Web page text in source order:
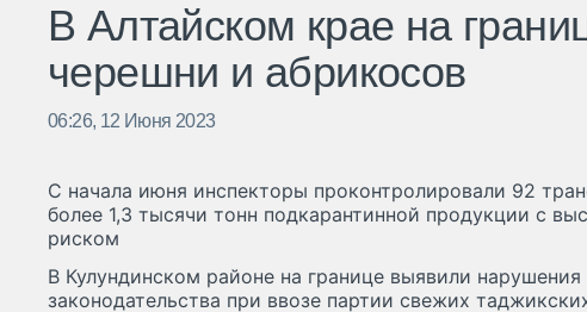
В Алтайском крае на
черешни и абрикосов
06:26, 12 Июня 2023
С начала июня инспекторы проконтролировали 92
более 1,3 тысячи тонн подкарантинной продукции с
риском
В Кулундинском районе на границе выявили нарушения
законодательства при ввозе партии свежих